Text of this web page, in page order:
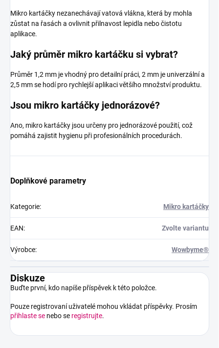
Mikro kartáčky nezanechávají vatová vlákna, která by mohla
zůstat na řasách a ovlivnit přilnavost lepidla nebo čistotu
aplikace.
Jaký průměr mikro kartáčku si vybrat?
Průměr 1,2 mm je vhodný pro detailní práci, 2 mm je univerzální a
2,5 mm se hodí pro rychlejší aplikaci většího množství produktu.
Jsou mikro kartáčky jednorázové?
Ano, mikro kartáčky jsou určeny pro jednorázové použití, což
pomáhá zajistit hygienu při profesionálních procedurách.
Doplňkové parametry
Kategorie: Mikro kartáčky
EAN: Zvolte variantu
Výrobce: Wowbyme®
Diskuze
Buďte první, kdo napíše příspěvek k této položce.
Pouze registrovaní uživatelé mohou vkládat příspěvky. Prosím
přihlaste se nebo se registrujte.